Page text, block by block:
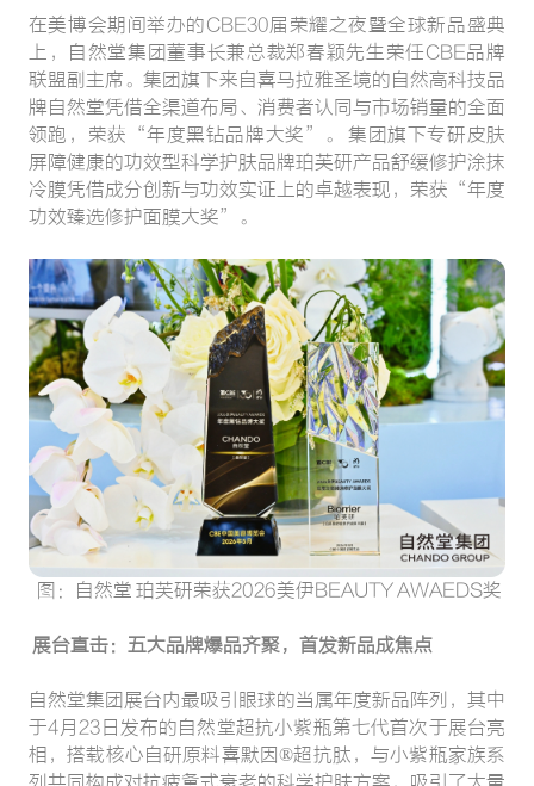
在美博会期间举办的CBE30届荣耀之夜暨全球新品盛典
上，自然堂集团董事长兼总裁郑春颖先生荣任CBE品牌
联盟副主席。集团旗下来自喜马拉雅圣境的自然高科技品
牌自然堂凭借全渠道布局、消费者认同与市场销量的全面
领跑，荣获“年度黑钻品牌大奖”。 集团旗下专研皮肤
屏障健康的功效型科学护肤品牌珀芙研产品舒缓修护涂抹
冷膜凭借成分创新与功效实证上的卓越表现，荣获“年度
功效臻选修护面膜大奖”。
图：自然堂 珀芙研荣获2026美伊BEAUTY AWAEDS奖
展台直击：五大品牌爆品齐聚，首发新品成焦点
自然堂集团展台内最吸引眼球的当属年度新品阵列，其中
于4月23日发布的自然堂超抗小紫瓶第七代首次于展台亮
相，搭载核心自研原料喜默因®超抗肽，与小紫瓶家族系